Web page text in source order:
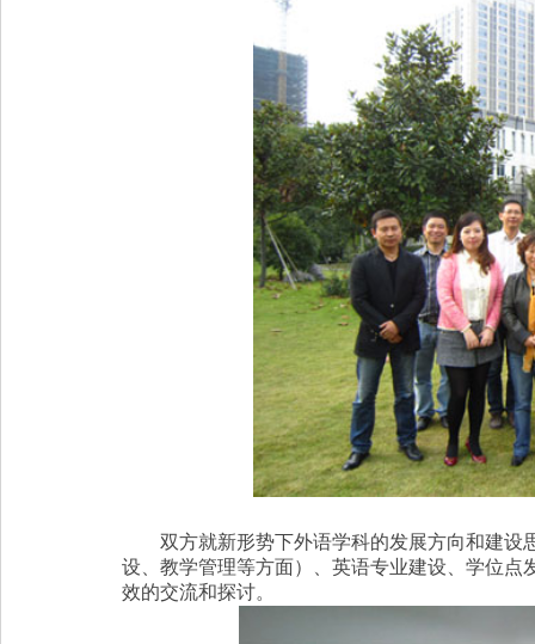
双方就新形势下外语学科的发展方向和建设
设、教学管理等方面）、英语专业建设、学位
效的交流和探讨。